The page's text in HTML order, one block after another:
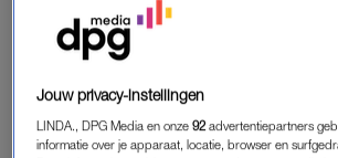
Opnieuw afgrijselijke beelden van
in Belgisch slachthuis
Jouw privacy-instellingen
LINDA., DPG Media en onze92 advertentiepartners
informatie over je apparaat, locatie, browser en